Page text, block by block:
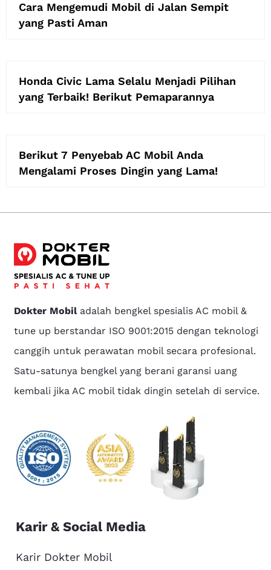
Cara Mengemudi Mobil di Jalan Sempit
yang Pasti Aman
Honda Civic Lama Selalu Menjadi Pilihan
yang Terbaik! Berikut Pemaparannya
Berikut 7 Penyebab AC Mobil Anda
Mengalami Proses Dingin yang Lama!
Dokter Mobiladalah bengkel spesialis AC mobil &
tune up berstandar ISO 9001:2015 dengan teknologi
canggih untuk perawatan mobil secara profesional.
Satu-satunya bengkel yang berani garansi uang
kembali jika AC mobil tidak dingin setelah di service.
Karir & Social Media
Karir Dokter Mobil